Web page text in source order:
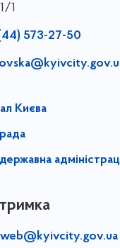
1
573-27-50
Києва